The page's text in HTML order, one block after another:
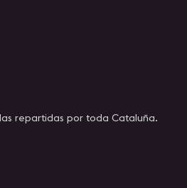
repartidas por toda Cataluña.